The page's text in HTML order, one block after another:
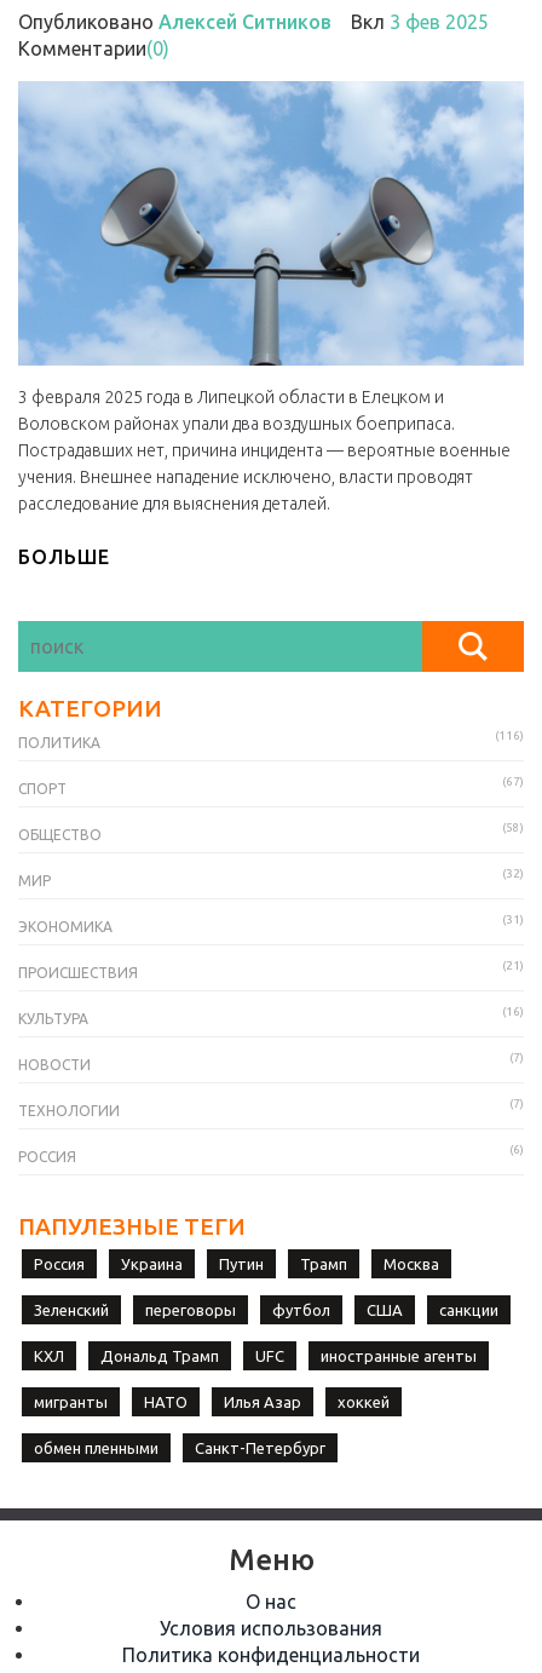
Опубликовано Алексей Ситников Вкл 3 фев 2025
Комментарии(0)
3 февраля 2025 года в Липецкой области в Елецком и
Воловском районах упали два воздушных боеприпаса.
Пострадавших нет, причина инцидента — вероятные военные
учения. Внешнее нападение исключено, власти проводят
расследование для выяснения деталей.
БОЛЬШЕ
КАТЕГОРИИ
ПОЛИТИКА (116)
СПОРТ (67)
ОБЩЕСТВО (58)
МИР (32)
ЭКОНОМИКА (31)
ПРОИСШЕСТВИЯ (21)
КУЛЬТУРА (16)
НОВОСТИ (7)
ТЕХНОЛОГИИ (7)
РОССИЯ (6)
ПАПУЛЕЗНЫЕ ТЕГИ
Россия Украина Путин Трамп Москва
Зеленский переговоры футбол США санкции
КХЛ Дональд Трамп UFC иностранные агенты
мигранты НАТО Илья Азар хоккей
обмен пленными Санкт-Петербург
Меню
О нас
Условия использования
Политика конфиденциальности